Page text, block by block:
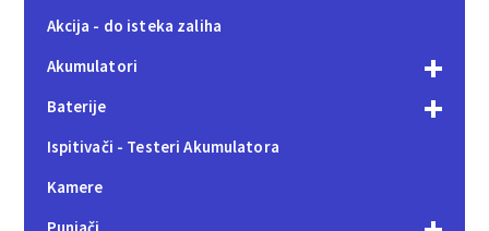
Akcija - do isteka zaliha
Akumulatori
Baterije
Ispitivači - Testeri Akumulatora
Kamere